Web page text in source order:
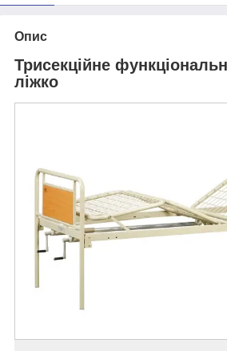
Опис
Трисекційне
ліжко